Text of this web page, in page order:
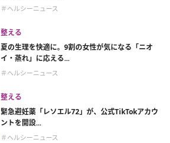
＃ヘルシーニュース
整える
夏の生理を快適に。9割の女性が気になる「ニオ
イ・蒸れ」に応える...
＃ヘルシーニュース
整える
緊急避妊薬「レソエル72」が、公式TikTokアカウ
ントを開設...
＃ヘルシーニュース